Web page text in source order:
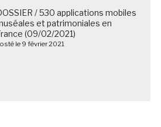
/ 530 applications mobiles
et patrimoniales en
(09/02/2021)
le 9 février 2021